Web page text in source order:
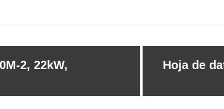
2, 22kW,
Hoja de